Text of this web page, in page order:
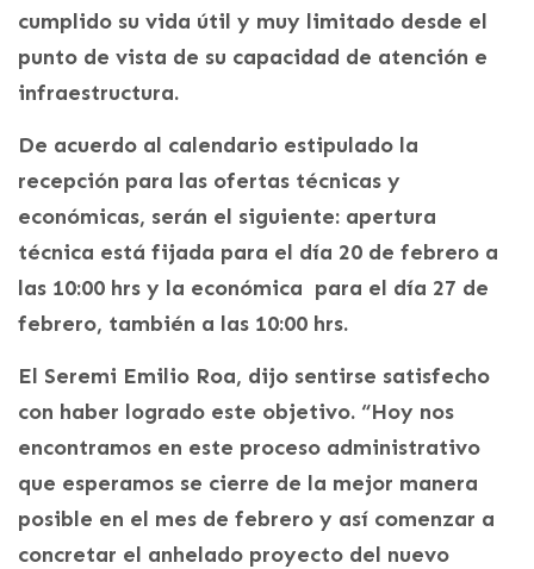
cumplido su vida útil y muy limitado desde el
punto de vista de su capacidad de atención e
infraestructura.
De acuerdo al calendario estipulado la
recepción para las ofertas técnicas y
económicas, serán el siguiente: apertura
técnica está fijada para el día 20 de febrero a
las 10:00 hrs y la económica para el día 27 de
febrero, también a las 10:00 hrs.
El Seremi Emilio Roa, dijo sentirse satisfecho
con haber logrado este objetivo. “Hoy nos
encontramos en este proceso administrativo
que esperamos se cierre de la mejor manera
posible en el mes de febrero y así comenzar a
concretar el anhelado proyecto del nuevo